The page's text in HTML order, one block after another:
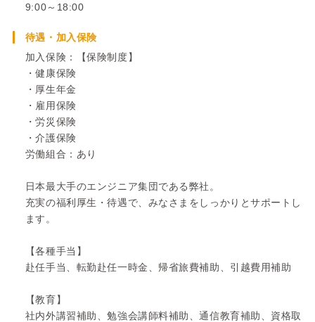
9:00～18:00
待遇・加入保険
加入保険：【保険制度】
・健康保険
・厚生年金
・雇用保険
・労災保険
・介護保険
労働組合：あり
日本最大手のエンジニア集団である弊社。
充実の福利厚生・待遇で、みなさまをしっかりとサポートし
ます。
【各種手当】
赴任手当、転勤赴任一時金、帰省旅費補助、引越費用補助
【教育】
社内外講習補助、勉強会講師料補助、通信教育補助、資格取